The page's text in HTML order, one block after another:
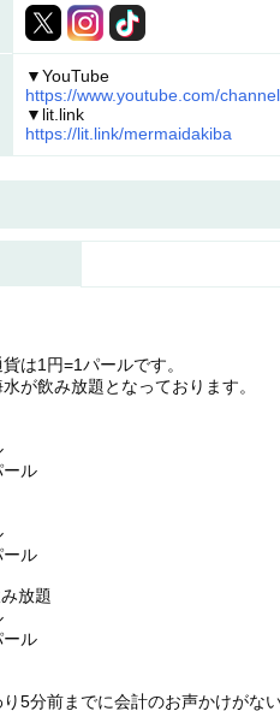
▼YouTube
https://www.youtube.com/
▼lit.link
https://lit.link/mermaidakiba
は1円=1パールです。
が飲み放題となっております。
ル
ル
放題
ル
5分前までに会計のお声かけがな